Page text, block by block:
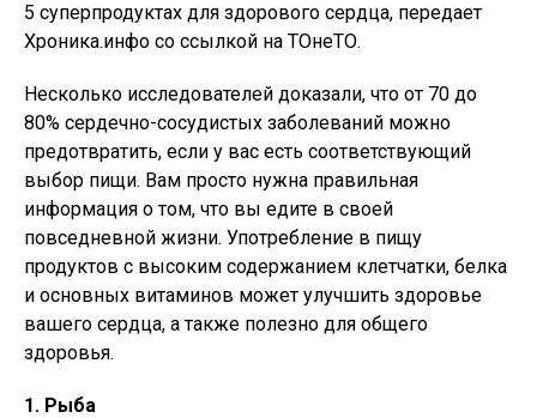
5 суперпродуктах для здорового сердца, передает
Хроника.инфо со ссылкой на ТОнеТО.
Несколько исследователей доказали, что от 70 до
80% сердечно-сосудистых заболеваний можно
предотвратить, если у вас есть соответствующий
выбор пищи. Вам просто нужна правильная
информация о том, что вы едите в своей
повседневной жизни. Употребление в пищу
продуктов с высоким содержанием клетчатки, белка
и основных витаминов может улучшить здоровье
вашего сердца, а также полезно для общего
здоровья.
1. Рыба